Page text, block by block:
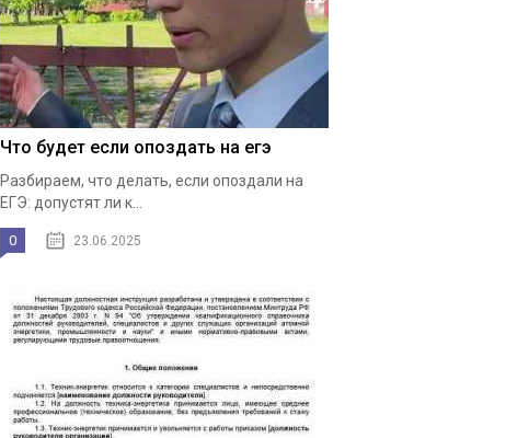
Что будет если опоздать на егэ
Разбираем, что делать, если опоздали на
ЕГЭ: допустят ли к...
0 23.06.2025